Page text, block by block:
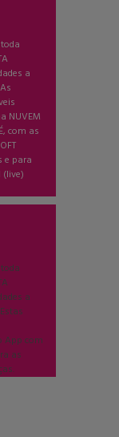
a
NUVEM
com as
e para
a
App com
as